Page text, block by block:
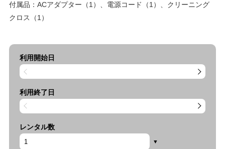
付属品：ACアダプター（1）、電源コード（1）、クリーニング
クロス（1）
利用開始日
利用終了日
レンタル数